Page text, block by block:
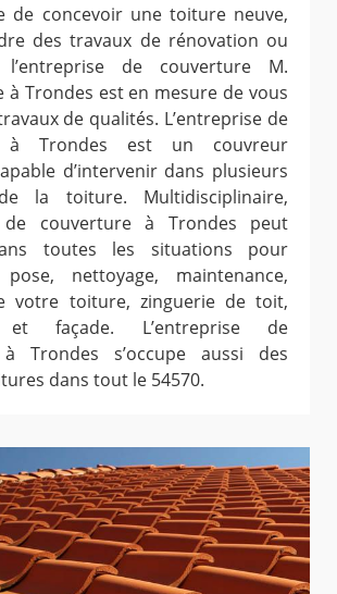
de concevoir une toiture neuve,
des travaux de rénovation ou
l’entreprise de couverture M.
à Trondes est en mesure de vous
de qualités. L’entreprise de
à Trondes est un couvreur
d’intervenir dans plusieurs
la toiture. Multidisciplinaire,
de couverture à Trondes peut
toutes les situations pour
nettoyage, maintenance,
votre toiture, zinguerie de toit,
et façade. L’entreprise de
Trondes s’occupe aussi des
dans tout le 54570.